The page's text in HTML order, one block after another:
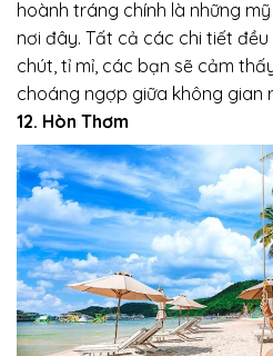
hoành tráng chính là những
nơi đây. Tất cả các chi tiết
chút, tỉ mỉ, các bạn sẽ cảm
choáng ngợp giữa không gian
12. Hòn Thơm